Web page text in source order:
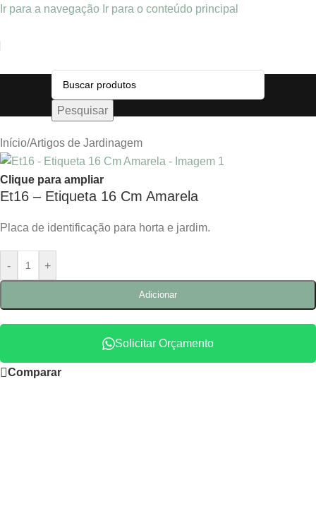
Ir para a navegação Ir para o conteúdo principal
Pesquisar
Início/Artigos de Jardinagem
Clique para ampliar
Et16 – Etiqueta 16 Cm Amarela
Placa de identificação para horta e jardim.
- +
Adicionar
Solicitar Orçamento
Comparar